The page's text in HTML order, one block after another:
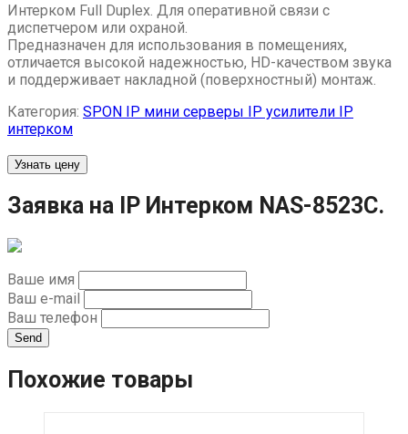
Интерком Full Duplex. Для оперативной связи с
диспетчером или охраной.
Предназначен для использования в помещениях,
отличается высокой надежностью, HD-качеством звука
и поддерживает накладной (поверхностный) монтаж.
Категория: SPON IP мини серверы IP усилители IP
интерком
Узнать цену
Заявка на IP Интерком NAS-8523C.
Ваше имя
Ваш e-mail
Ваш телефон
Send
Похожие товары